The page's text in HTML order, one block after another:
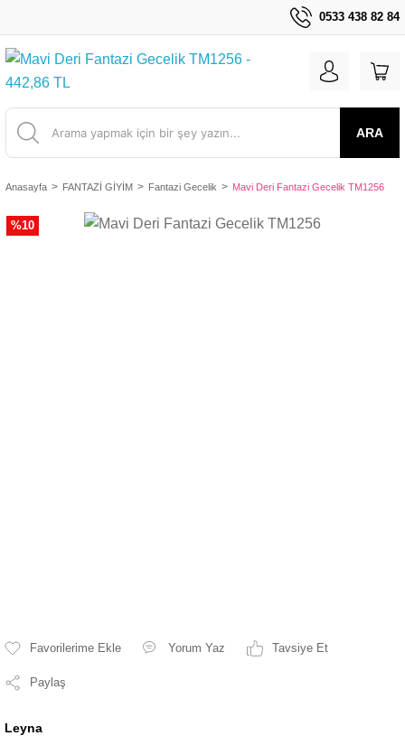
0533 438 82 84
ARA
Anasayfa FANTAZİ GİYİM Fantazi Gecelik Mavi Deri Fantazi Gecelik TM1256
%10
Yorum Yaz Tavsiye Et
Paylaş
Leyna